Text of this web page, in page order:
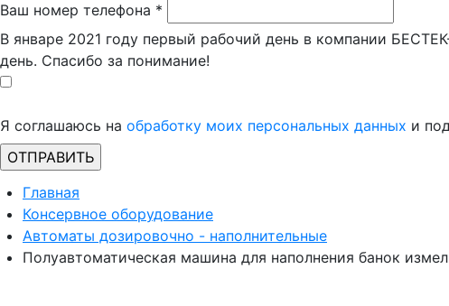
Ваш номер телефона *
В январе 2021 году первый рабочий день в компании
день. Спасибо за понимание!
Я соглашаюсь на обработку моих персональных данных и
Главная
Консервное оборудование
Автоматы дозировочно - наполнительные
Полуавтоматическая машина для наполнения банок